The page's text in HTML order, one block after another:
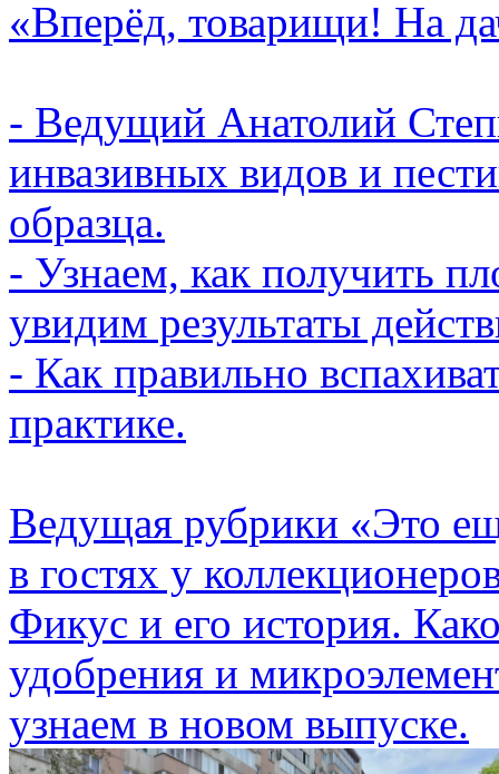
«Вперёд, товарищи! На
- Ведущий Анатолий
инвазивных видов и
образца.
- Узнаем, как получить
увидим результаты
- Как правильно
практике.
Ведущая рубрики «Это
в гостях у
Фикус и его история.
удобрения и
узнаем в новом выпуске.